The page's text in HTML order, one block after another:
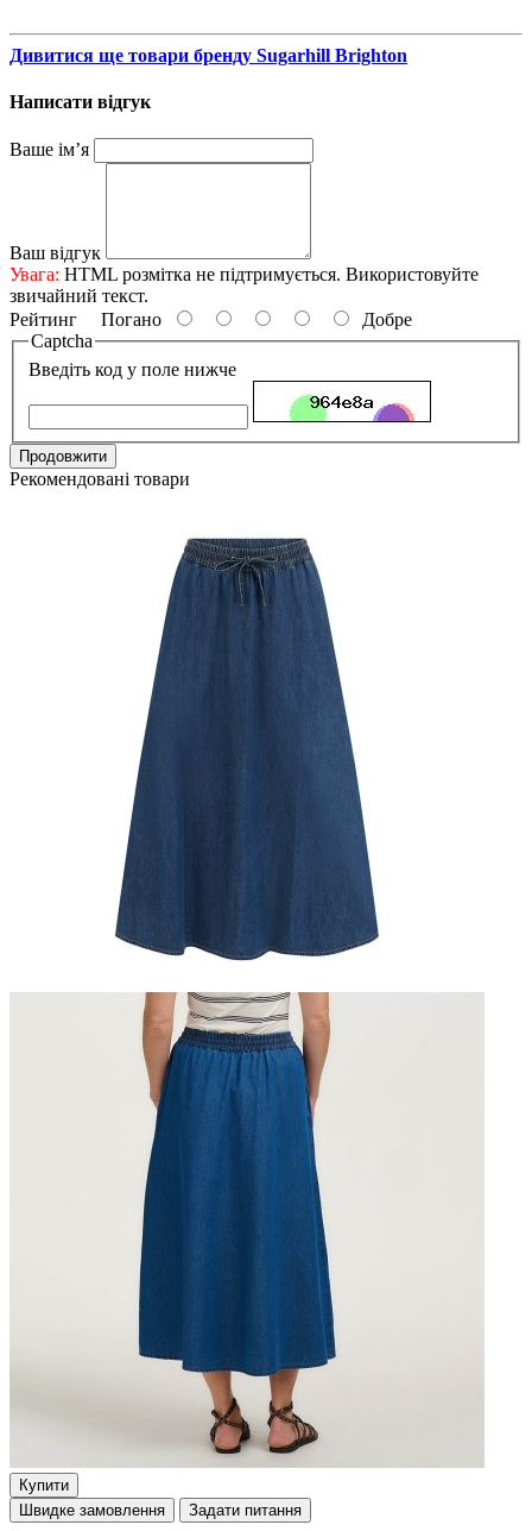
Дивитися ще товари бренду Sugarhill Brighton
Написати відгук
Ваше ім’я
Ваш відгук
Увага: HTML розмітка не підтримується. Використовуйте
звичайний текст.
Рейтинг Погано
Добре
Captcha
Введіть код у поле нижче
Продовжити
Рекомендовані товари
Купити
Швидке замовлення
Задати питання